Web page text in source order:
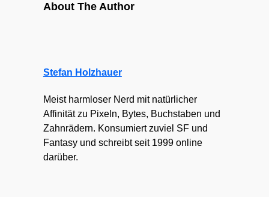
About The Author
Stefan Holzhauer
Meist harmloser Nerd mit natürlicher
Affinität zu Pixeln, Bytes, Buchstaben und
Zahnrädern. Konsumiert zuviel SF und
Fantasy und schreibt seit 1999 online
darüber.